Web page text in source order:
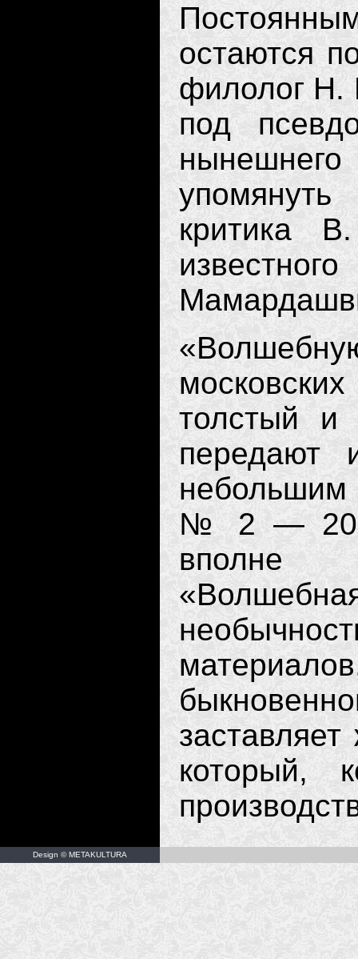
остаются
филолог Н.
под
упо­мянуть
критика
толстый и
передают
№ 2 —
вполне
который,
Design © METAKULTURA